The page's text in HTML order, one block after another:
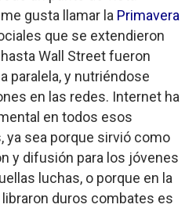
marxista?
sobre el fascismo
fascismo?
mundial: Verano de 2026
adiós a 'THE BOYS'
gusta llamar la Primavera
que se extendieron
Wall Street fueron
paralela, y nutriéndose
en las redes. Internet ha
en todos esos
ya sea porque sirvió como
y difusión para los jóvenes
luchas, o porque en la
duros combates es